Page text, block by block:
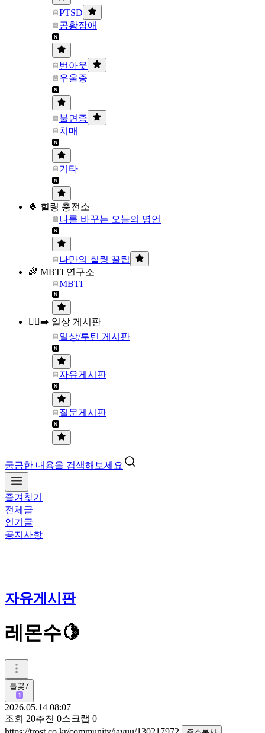
PTSD
공황장애
번아웃
우울증
불면증
치매
기타
🍀 힐링 충전소
나를 바꾸는 오늘의 명언
나만의 힐링 꿀팁
🌈 MBTI 연구소
MBTI
🏃‍♀️‍➡️ 일상 게시판
일상/루틴 게시판
자유게시판
질문게시판
궁금한 내용을 검색해보세요
즐겨찾기
전체글
인기글
공지사항
자유게시판
레몬수🍋
들꽃7
2026.05.14 08:07
조회 20추천 0스크랩 0